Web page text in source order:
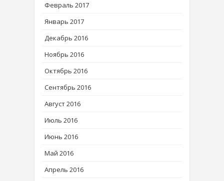
Февраль 2017
Январь 2017
Декабрь 2016
Ноябрь 2016
Октябрь 2016
Сентябрь 2016
Август 2016
Июль 2016
Июнь 2016
Май 2016
Апрель 2016